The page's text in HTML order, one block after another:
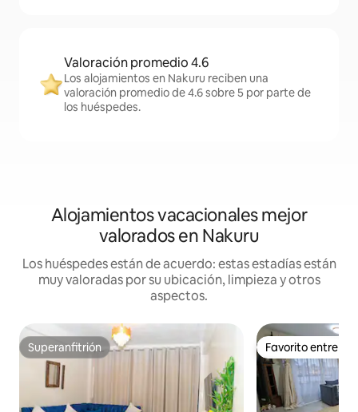
Valoración promedio 4.6
Los alojamientos en Nakuru reciben una
valoración promedio de 4.6 sobre 5 por parte de
los huéspedes.
Alojamientos vacacionales mejor
valorados en Nakuru
Los huéspedes están de acuerdo: estas estadías están
muy valoradas por su ubicación, limpieza y otros
aspectos.
Superanfitrión
Superanfitrión Favorito entre
Favorito entre